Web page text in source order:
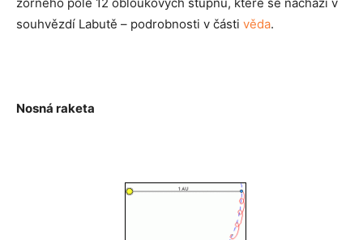
zorného pole 12 obloukových stupňů, které se nachází v
souhvězdí Labutě – podrobnosti v části věda.
Nosná raketa